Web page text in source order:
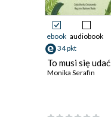
ebook audiobook
34 pkt
To musi się udać
Monika Serafin